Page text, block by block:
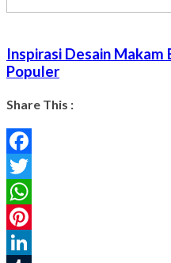
Inspirasi Desain
Populer
Share This :
Facebook
Twitter
WhatsApp
Pinterest